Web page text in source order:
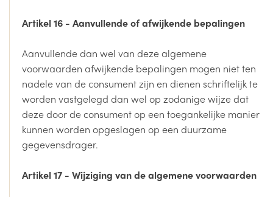
Artikel 16 - Aanvullende of afwijkende bepalingen
Aanvullende dan wel van deze algemene
voorwaarden afwijkende bepalingen mogen niet ten
nadele van de consument zijn en dienen schriftelijk te
worden vastgelegd dan wel op zodanige wijze dat
deze door de consument op een toegankelijke manier
kunnen worden opgeslagen op een duurzame
gegevensdrager.
Artikel 17 - Wijziging van de algemene voorwaarden